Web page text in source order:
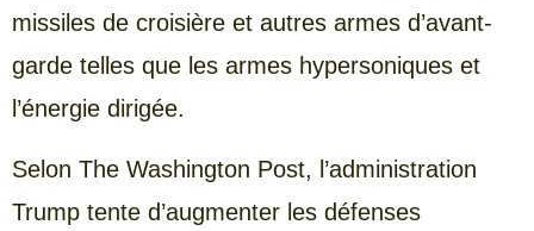
missiles de croisière et autres armes d’avant-
garde telles que les armes hypersoniques et
l’énergie dirigée.
Selon The Washington Post, l’administration
Trump tente d’augmenter les défenses